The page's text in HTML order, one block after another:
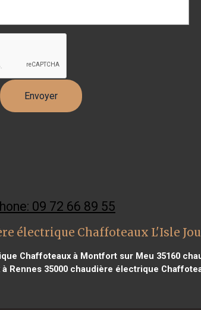
09 72 66 89 55
électrique Chaffoteaux L'Isle
Chaffoteaux à Montfort sur Meu 35160
Rennes 35000 chaudière électrique